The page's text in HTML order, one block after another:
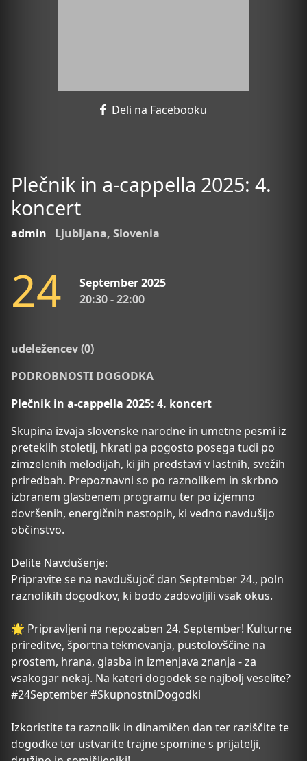
Deli na Facebooku
Plečnik in a-cappella 2025: 4.
koncert
admin Ljubljana, Slovenia
24
September 2025
20:30 - 22:00
udeležencev (0)
PODROBNOSTI DOGODKA
Plečnik in a-cappella 2025: 4. koncert
Skupina izvaja slovenske narodne in umetne pesmi iz
preteklih stoletij, hkrati pa pogosto posega tudi po
zimzelenih melodijah, ki jih predstavi v lastnih, svežih
priredbah. Prepoznavni so po raznolikem in skrbno
izbranem glasbenem programu ter po izjemno
dovršenih, energičnih nastopih, ki vedno navdušijo
občinstvo.
Delite Navdušenje:
Pripravite se na navdušujoč dan September 24., poln
raznolikih dogodkov, ki bodo zadovoljili vsak okus.
🌟 Pripravljeni na nepozaben 24. September! Kulturne
prireditve, športna tekmovanja, pustolovščine na
prostem, hrana, glasba in izmenjava znanja - za
vsakogar nekaj. Na kateri dogodek se najbolj veselite?
#24September #SkupnostniDogodki
Izkoristite ta raznolik in dinamičen dan ter raziščite te
dogodke ter ustvarite trajne spomine s prijatelji,